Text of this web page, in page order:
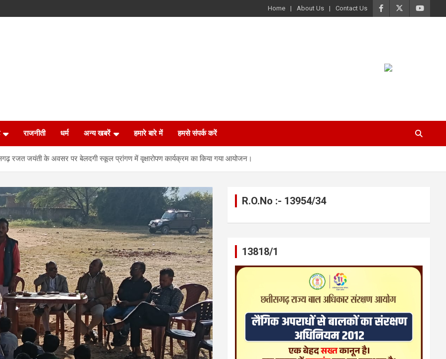
Home About Us Contact Us
राजनीती धर्म अन्य खबरें हमारे बारे में हमसे संपर्क करें
रजत जयंती के अवसर पर बेलदगी स्कूल प्रांगण में वृक्षारोपण कार्यक्रम का किया गया आयोजन।
R.O.No :- 13954/34
13818/1